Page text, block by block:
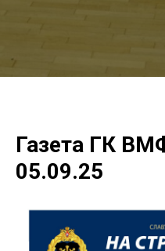
Газета ГК
05.09.25